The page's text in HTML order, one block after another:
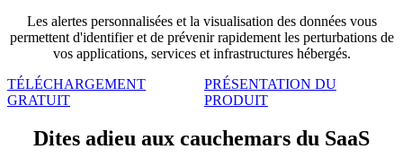
Les alertes personnalisées et la visualisation des données vous
permettent d'identifier et de prévenir rapidement les perturbations de
vos applications, services et infrastructures hébergés.
TÉLÉCHARGEMENT
GRATUIT
PRÉSENTATION DU
PRODUIT
Dites adieu aux cauchemars du SaaS